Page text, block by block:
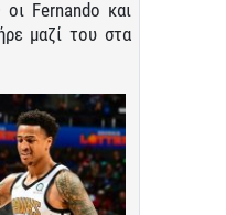
Fernando και
μαζί του στα